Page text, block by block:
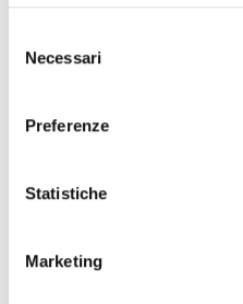
delNecessari
Preferenze
Statistiche
Marketing
Se non diversamente
formano un consorzio
beneficiari,
tre soggetti
e ciascuno
almeno un soggetto
almeno altri due soggetti
ciascuno stabilito in